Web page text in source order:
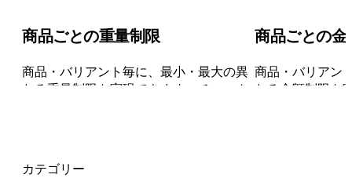
商品ごとの重量制限
商品・バリアント毎に、最小・最大の異
なる重量制限を実現できます。チェック
商品ごとの金
商品・バリアン
なる金額制限を
カテゴリー